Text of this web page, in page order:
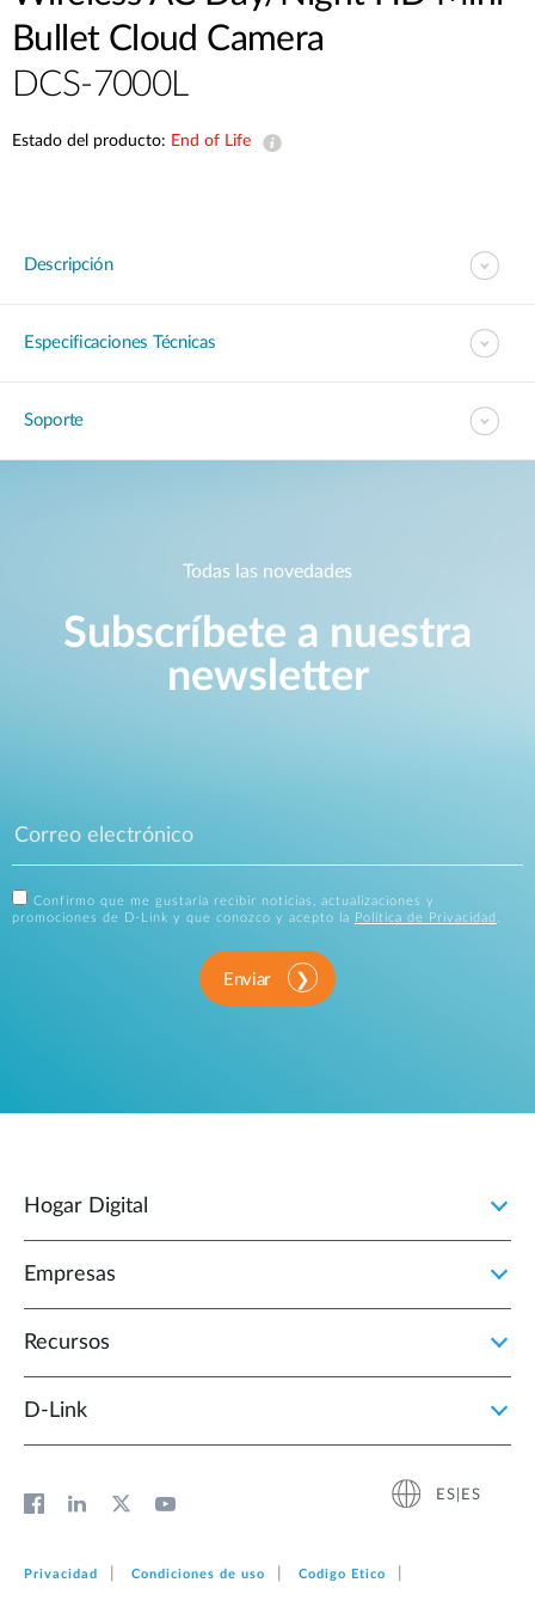
Bullet Cloud Camera
DCS-7000L
Estado del producto: End of Life
Descripción
Especificaciones Técnicas
Soporte
Todas las novedades
Subscríbete a nuestra
newsletter
Confirmo que me gustaría recibir noticias, actualizaciones y
promociones de D-Link y que conozco y acepto la
Política de Privacidad .
Enviar
Hogar Digital
Empresas
Recursos
D‑Link
ES|ES
Privacidad Condiciones de uso Codigo Etico